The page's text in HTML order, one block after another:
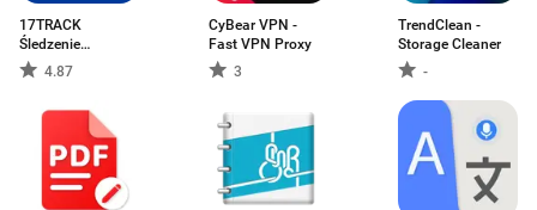
17TRACK
Śledzenie
przesyłek
4.87
CyBear VPN -
Fast VPN Proxy
3
TrendClean -
Storage Cleaner
-